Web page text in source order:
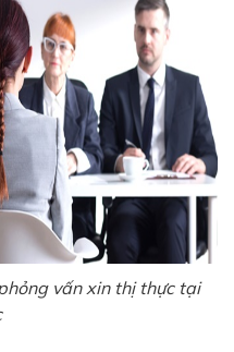
vấn xin thị thực tại